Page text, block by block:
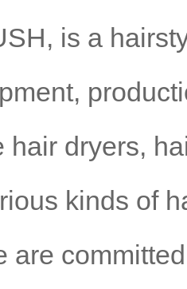
is a
hair dryers,
kinds of
are